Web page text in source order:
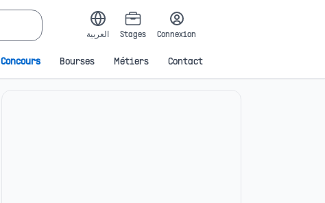
العربية Stages Connexion
Concours Bourses Métiers Contact